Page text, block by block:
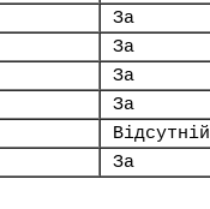
За
За
За
За
Відсутній
За